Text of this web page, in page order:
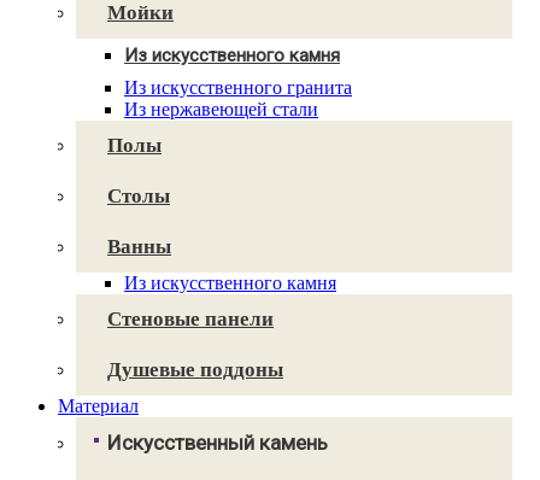
Avant Quartz
Мойки
Из искусственного камня
Для кухни
Для ванной
Из искусственного гранита
Из нержавеющей стали
Полы
Столы
Ванны
Из искусственного камня
Стеновые панели
Душевые поддоны
Материал
Искусственный камень